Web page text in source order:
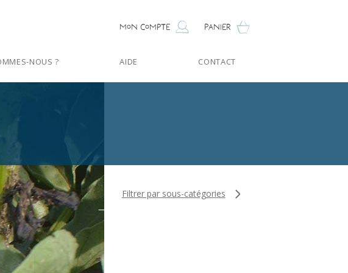
Mon compte Panier
NOUS ? AIDE CONTACT
Filtrer par sous-catégories